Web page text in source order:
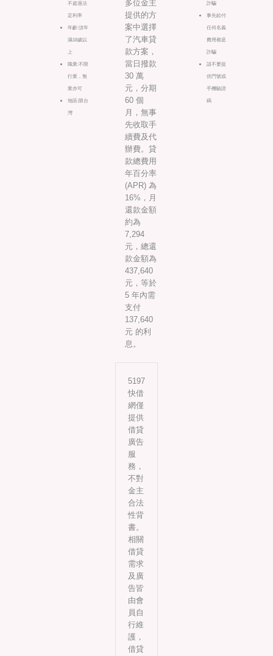
不超過法
定利率
年齡:須年
滿18歲以
上
職業:不限
行業，無
業亦可
地區:限台
灣
多位金主
提供的方
案中選擇
了汽車貸
款方案，
當日撥款
30 萬
元，分期
60 個
月，無事
先收取手
續費及代
辦費。貸
款總費用
年百分率
(APR) 為
16%，月
還款金額
約為
7,294
元，總還
款金額為
437,640
元，等於
5 年內需
支付
137,640
元 的利
息。
詐騙
事先給付
任何名義
費用都是
詐騙
請不要提
供門號或
手機驗證
碼
5197
快借
網僅
提供
借貸
廣告
服
務，
不對
金主
合法
性背
書。
相關
借貸
需求
及廣
告皆
由會
員自
行維
護，
借貸